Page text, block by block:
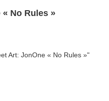
No Rules »